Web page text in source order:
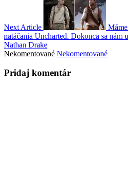
Next Article
natáčania Uncharted. Dokonca sa nám
Nathan Drake
Nekomentované Nekomentované
Pridaj komentár